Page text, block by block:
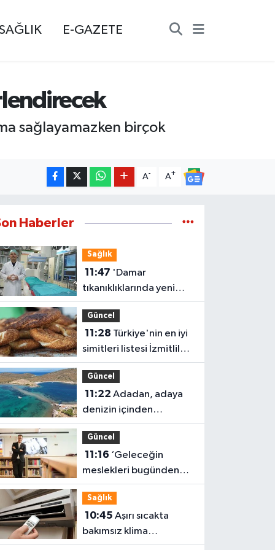
E-GAZETE
sağlayamazken birçok
A- A+
Haberler
Sağlık
11:47
tıkanıklıklarında yeni
teknolojiyle uzuv
kayıpları önleniyor'
Güncel
11:28
simitleri listesi İzmitlileri
kızdırdı
Güncel
11:22
denizin içinden
yürüyerek geçiyorlar
Güncel
11:16
meslekleri bugünden
şekilleniyor’
Sağlık
10:45
bakımsız klima
yangınlara neden